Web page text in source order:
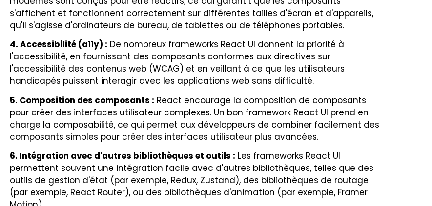
s'affichent et fonctionnent correctement sur différentes tailles d'écran et d'appareils,
qu'il s'agisse d'ordinateurs de bureau, de tablettes ou de téléphones portables.
4. Accessibilité (a11y) : De nombreux frameworks React UI donnent la priorité à
l'accessibilité, en fournissant des composants conformes aux directives sur
l'accessibilité des contenus web (WCAG) et en veillant à ce que les utilisateurs
handicapés puissent interagir avec les applications web sans difficulté.
5. Composition des composants : React encourage la composition de composants
pour créer des interfaces utilisateur complexes. Un bon framework React UI prend en
charge la composabilité, ce qui permet aux développeurs de combiner facilement des
composants simples pour créer des interfaces utilisateur plus avancées.
6. Intégration avec d'autres bibliothèques et outils : Les frameworks React UI
permettent souvent une intégration facile avec d'autres bibliothèques, telles que des
outils de gestion d'état (par exemple, Redux, Zustand), des bibliothèques de routage
(par exemple, React Router), ou des bibliothèques d'animation (par exemple, Framer